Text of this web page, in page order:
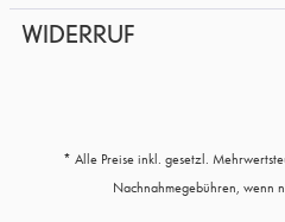
WIDERRUF
* Alle Preise inkl. gesetzl.
Nachnahmegebühren, wenn